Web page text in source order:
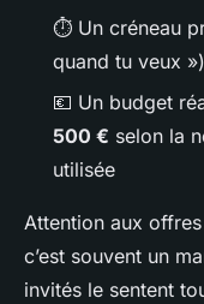
⏱️ Un créneau
quand tu veux »)
💶 Un budget
500 € selon la
utilisée
Attention aux
c’est souvent un
invités le sentent